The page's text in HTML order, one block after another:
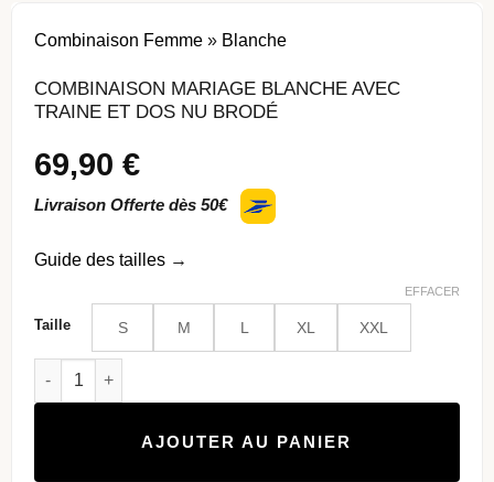
Combinaison Femme » Blanche
COMBINAISON MARIAGE BLANCHE AVEC
TRAINE ET DOS NU BRODÉ
69,90€
Livraison Offerte dès 50€
Guide des tailles →
Taille S M L XL XXL
EFFACER
quantité de Combinaison Mariage Blanche avec Traine et
AJOUTER AU PANIER